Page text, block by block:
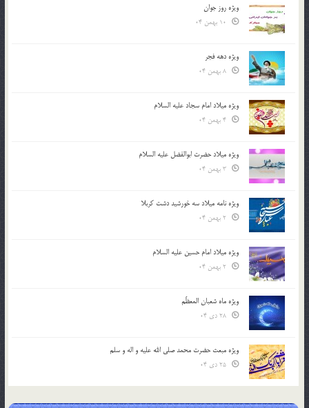
ویژه روز جوان
ویژه دهه فجر
ویژه میلاد امام سجاد علیه السلام
ویژه میلاد حضرت ابوالفضل علیه السلام
ویژه نامه میلاد سه خورشید دشت کربلا
ویژه میلاد امام حسین علیه السلام
ویژه ماه شعبان المعظّم
ویژه مبعث حضرت محمد صلی الله علیه و اله و سلم